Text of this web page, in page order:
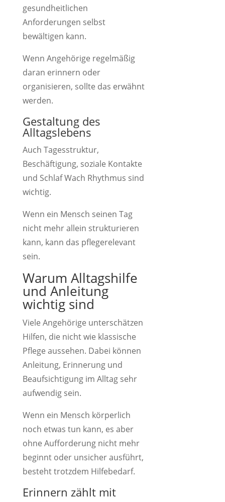
gesundheitlichen
Anforderungen selbst
bewältigen kann.
Wenn Angehörige regelmäßig
daran erinnern oder
organisieren, sollte das erwähnt
werden.
Gestaltung des
Alltagslebens
Auch Tagesstruktur,
Beschäftigung, soziale Kontakte
und Schlaf Wach Rhythmus sind
wichtig.
Wenn ein Mensch seinen Tag
nicht mehr allein strukturieren
kann, kann das pflegerelevant
sein.
Warum Alltagshilfe
und Anleitung
wichtig sind
Viele Angehörige unterschätzen
Hilfen, die nicht wie klassische
Pflege aussehen. Dabei können
Anleitung, Erinnerung und
Beaufsichtigung im Alltag sehr
aufwendig sein.
Wenn ein Mensch körperlich
noch etwas tun kann, es aber
ohne Aufforderung nicht mehr
beginnt oder unsicher ausführt,
besteht trotzdem Hilfebedarf.
Erinnern zählt mit